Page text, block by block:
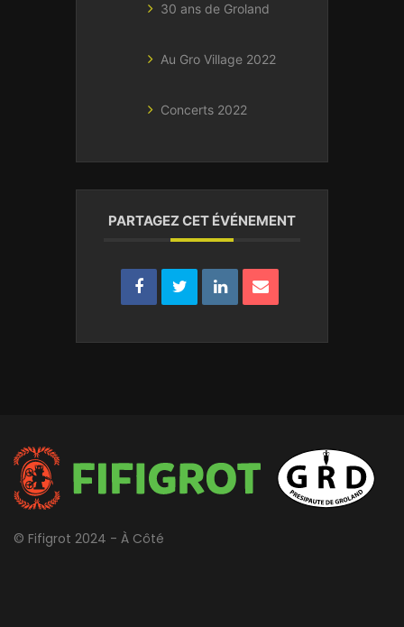
30 ans de Groland
Au Gro Village 2022
Concerts 2022
PARTAGEZ CET ÉVÉNEMENT
© Fifigrot 2024 - À Côté